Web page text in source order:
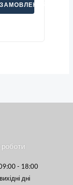
роботи
- 18:00
дні